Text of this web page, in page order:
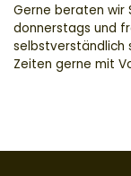
Gerne beraten wir
donnerstags und
selbstverständlich
Zeiten gerne mit